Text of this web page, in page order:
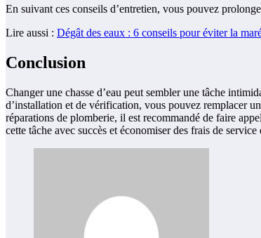
En suivant ces conseils d’entretien, vous pouvez
Lire aussi : Dégât des eaux : 6 conseils pour éviter la
Conclusion
Changer une chasse d’eau peut sembler une tâche
d’installation et de vérification, vous pouvez remplacer
réparations de plomberie, il est recommandé de faire
cette tâche avec succès et économiser des frais de